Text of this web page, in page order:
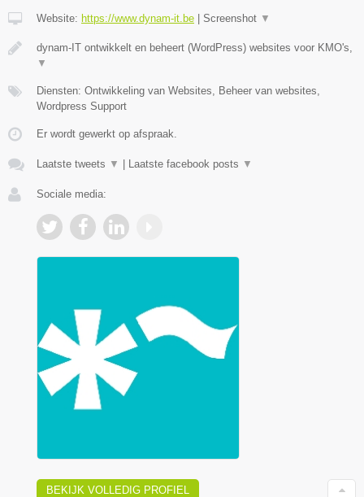
Website: https://www.dynam-it.be | Screenshot ▼
dynam-IT ontwikkelt en beheert (WordPress) websites voor KMO's,
▼
Diensten: Ontwikkeling van Websites, Beheer van websites,
Wordpress Support
Er wordt gewerkt op afspraak.
Laatste tweets ▼ | Laatste facebook posts ▼
Sociale media:
BEKIJK VOLLEDIG PROFIEL